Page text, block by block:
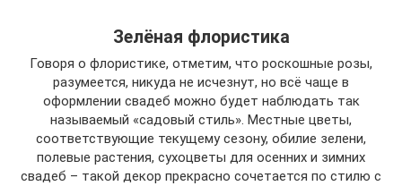
Зелёная флористика
Говоря о флористике, отметим, что роскошные розы,
разумеется, никуда не исчезнут, но всё чаще в
оформлении свадеб можно будет наблюдать так
называемый «садовый стиль». Местные цветы,
соответствующие текущему сезону, обилие зелени,
полевые растения, сухоцветы для осенних и зимних
свадеб – такой декор прекрасно сочетается по стилю с